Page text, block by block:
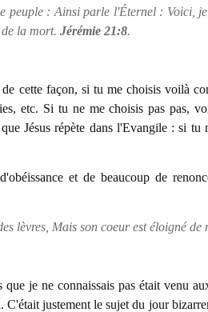
peuple : Ainsi parle l'Éternel : Voici,
la mort. Jérémie 21:8.
cette façon, si tu me choisis voilà
etc. Si tu ne me choisis pas pas,
Jésus répète dans l'Evangile : si
et de beaucoup de
lèvres, Mais son coeur est éloigné de
je ne connaissais pas était venu
C'était justement le sujet du jour